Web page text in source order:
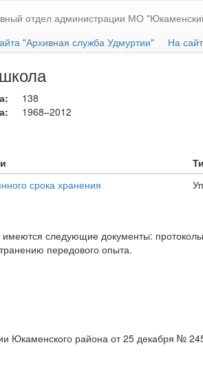
отдел администрации МО
"Архивная служба Удмуртии"
На
138
1968–2012
срока хранения
следующие документы:
передового опыта.
Юкаменского района от 25 декабря №